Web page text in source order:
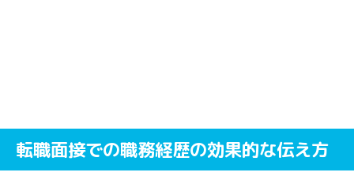
転職面接での職務経歴の効果的な伝え方